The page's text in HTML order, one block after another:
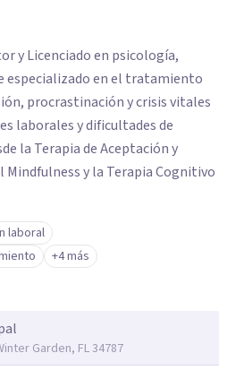
y Licenciado en psicología,
especializado en el tratamiento
procrastinación y crisis vitales
laborales y dificultades de
la Terapia de Aceptación y
Mindfulness y la Terapia Cognitivo
laboral
+4 más
Garden, FL 34787